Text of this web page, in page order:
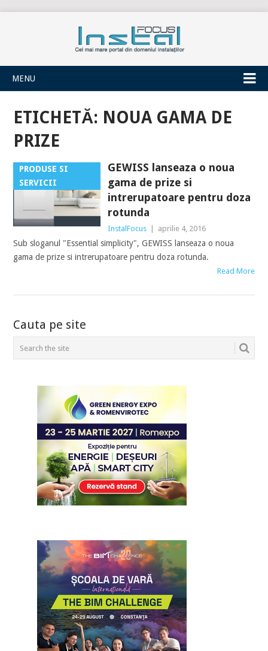
INSTALFOCUS
MENU
ETICHETĂ: NOUA GAMA DE
PRIZE
PRODUSE SI
SERVICII
GEWISS lanseaza o noua
gama de prize si
intrerupatoare pentru doza
rotunda
InstalFocus aprilie 4, 2016
Sub sloganul "Essential simplicity", GEWISS lanseaza o noua
gama de prize si intrerupatoare pentru doza rotunda.
Read More
POSTS
NAVIGATION
Cauta pe site